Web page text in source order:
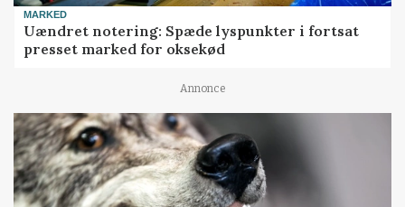
MARKED
Uændret notering: Spæde lyspunkter i fortsat
presset marked for oksekød
Annonce